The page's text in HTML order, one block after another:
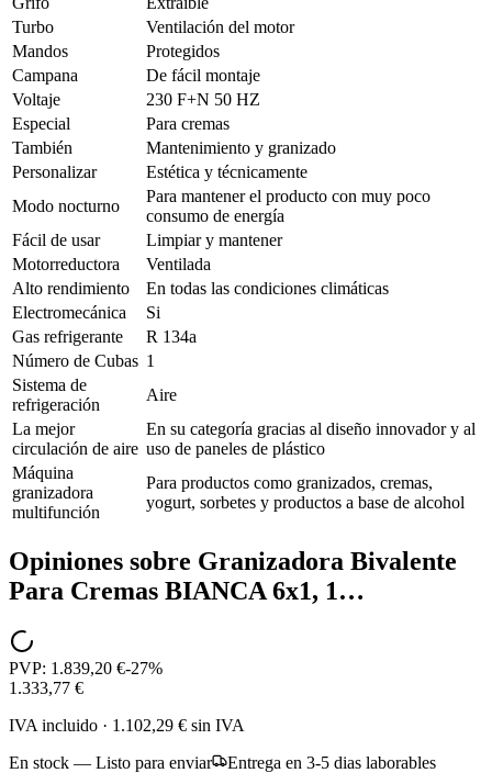
Turbo
Ventilación del motor
Mandos
Protegidos
Campana
De fácil montaje
Voltaje
230 F+N 50 HZ
Especial
Para cremas
También
Mantenimiento y granizado
Personalizar
Estética y técnicamente
Modo nocturno
Para mantener el producto con muy poco
consumo de energía
Fácil de usar
Limpiar y mantener
Motorreductora
Ventilada
Alto rendimiento
En todas las condiciones climáticas
Electromecánica
Si
Gas refrigerante
R 134a
Número de Cubas 1
Sistema de
refrigeración
Aire
La mejor
circulación de aire
En su categoría gracias al diseño innovador y al
uso de paneles de plástico
Máquina
granizadora
multifunción
Para productos como granizados, cremas,
yogurt, sorbetes y productos a base de alcohol
Opiniones sobre Granizadora Bivalente
Para Cremas BIANCA 6x1, 1…
PVP: 1.839,20 €-27%
1.333,77 €
IVA incluido · 1.102,29 € sin IVA
En stock — Listo para enviar
Entrega en 3-5 dias laborables